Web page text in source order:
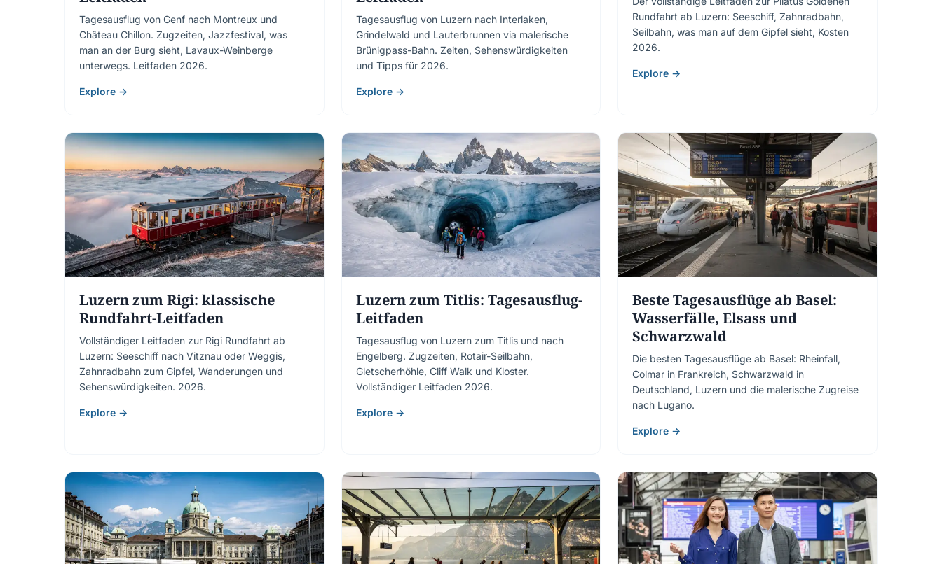
Tagesausflug von Genf nach Montreux und
Château Chillon. Zugzeiten, Jazzfestival, was
man an der Burg sieht, Lavaux-Weinberge
unterwegs. Leitfaden 2026.
Explore →
Tagesausflug von Luzern nach Interlaken,
Grindelwald und Lauterbrunnen via malerische
Brünigpass-Bahn. Zeiten, Sehenswürdigkeiten
und Tipps für 2026.
Explore →
Rundfahrt ab Luzern: Seeschiff, Zahnradbahn,
Seilbahn, was man auf dem Gipfel sieht, Kosten
2026.
Explore →
Luzern zum Rigi: klassische
Rundfahrt-Leitfaden
Vollständiger Leitfaden zur Rigi Rundfahrt ab
Luzern: Seeschiff nach Vitznau oder Weggis,
Zahnradbahn zum Gipfel, Wanderungen und
Sehenswürdigkeiten. 2026.
Explore →
Luzern zum Titlis: Tagesausflug-
Leitfaden
Tagesausflug von Luzern zum Titlis und nach
Engelberg. Zugzeiten, Rotair-Seilbahn,
Gletscherhöhle, Cliff Walk und Kloster.
Vollständiger Leitfaden 2026.
Explore →
Beste Tagesausflüge ab Basel:
Wasserfälle, Elsass und
Schwarzwald
Die besten Tagesausflüge ab Basel: Rheinfall,
Colmar in Frankreich, Schwarzwald in
Deutschland, Luzern und die malerische Zugreise
nach Lugano.
Explore →